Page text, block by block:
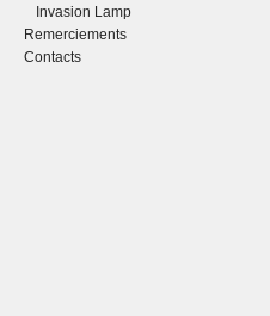
Invasion Lamp
Remerciements
Contacts